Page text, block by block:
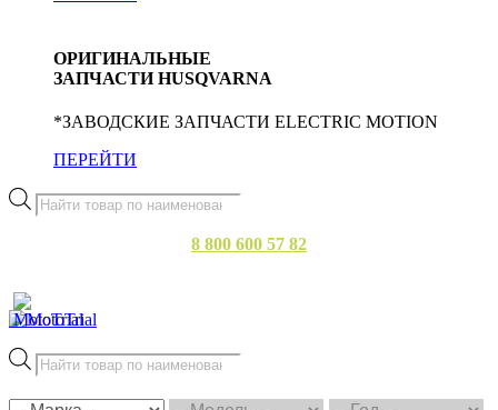
ОРИГИНАЛЬНЫЕ
ЗАПЧАСТИ HUSQVARNA
*ЗАВОДСКИЕ ЗАПЧАСТИ ELECTRIC MOTION
ПЕРЕЙТИ
Поиск
товаров
8 800 600 57 82
Поиск
товаров